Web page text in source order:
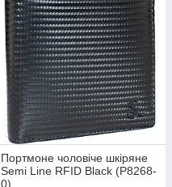
Портмоне чоловіче шкіряне
Semi Line RFID Black (P8268-
0)